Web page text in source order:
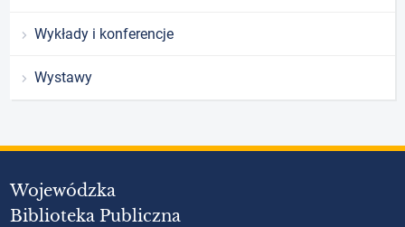
Wykłady i konferencje
Wystawy
Wojewódzka
Biblioteka Publiczna